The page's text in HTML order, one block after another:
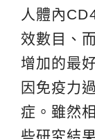
人體內
效數目、
增加的最
因免疫力
症。雖然
些研究結